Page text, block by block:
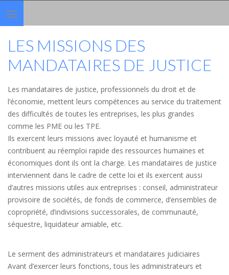
Toggle
navigation
LES MISSIONS DES
MANDATAIRES DE JUSTICE
Les mandataires de justice, professionnels du droit et de
l’économie, mettent leurs compétences au service du traitement
des difficultés de toutes les entreprises, les plus grandes
comme les PME ou les TPE.
Ils exercent leurs missions avec loyauté et humanisme et
contribuent au réemploi rapide des ressources humaines et
économiques dont ils ont la charge. Les mandataires de justice
interviennent dans le cadre de cette loi et ils exercent aussi
d’autres missions utiles aux entreprises : conseil, administrateur
provisoire de sociétés, de fonds de commerce, d’ensembles de
copropriété, d’indivisions successorales, de communauté,
séquestre, liquidateur amiable, etc.
Le serment des administrateurs et mandataires judiciaires
Avant d’exercer leurs fonctions, tous les administrateurs et